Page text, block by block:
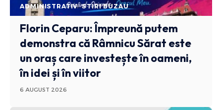
ADMINISTRATIV STIRI BUZAU
Florin Ceparu: Împreună putem
demonstra că Râmnicu Sărat este
un oraș care investește în oameni,
în idei și în viitor
6 AUGUST 2026